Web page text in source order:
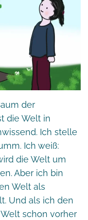
der
die Welt in
Ich stelle
Ich weiß:
die Welt um
Aber ich bin
Welt als
Und als ich den
schon vorher